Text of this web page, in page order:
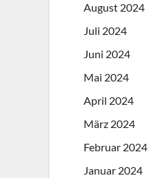
August 2024
Juli 2024
Juni 2024
Mai 2024
April 2024
März 2024
Februar 2024
Januar 2024